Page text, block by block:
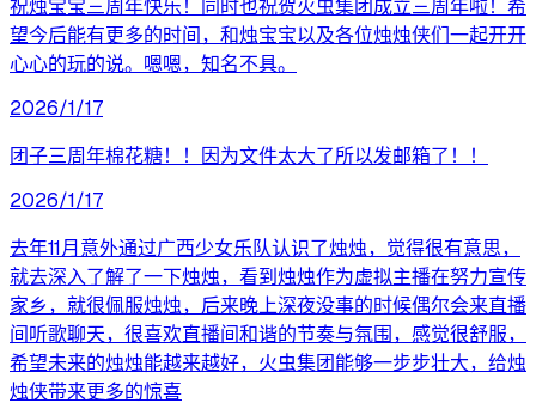
祝烛宝宝三周年快乐！同时也祝贺火虫集团成立三周年啦！希
望今后能有更多的时间，和烛宝宝以及各位烛烛侠们一起开开
心心的玩的说。嗯嗯，知名不具。
2026/1/17
团子三周年棉花糖！！因为文件太大了所以发邮箱了！！
2026/1/17
去年11月意外通过广西少女乐队认识了烛烛，觉得很有意思，
就去深入了解了一下烛烛，看到烛烛作为虚拟主播在努力宣传
家乡，就很佩服烛烛，后来晚上深夜没事的时候偶尔会来直播
间听歌聊天，很喜欢直播间和谐的节奏与氛围，感觉很舒服，
希望未来的烛烛能越来越好，火虫集团能够一步步壮大，给烛
烛侠带来更多的惊喜